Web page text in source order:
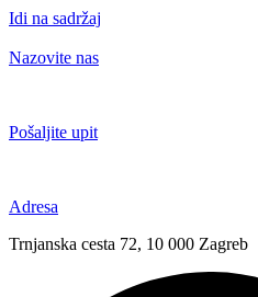
Idi na sadržaj
Nazovite nas
Pošaljite upit
Adresa
Trnjanska cesta 72, 10 000 Zagreb